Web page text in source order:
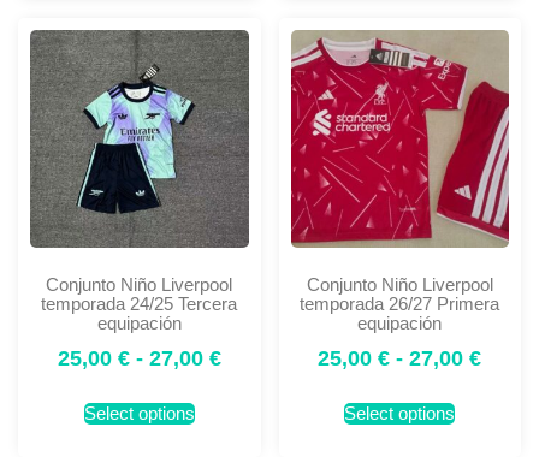
Conjunto Niño Liverpool
temporada 24/25 Tercera
equipación
25,00 € - 27,00 €
Select options
Conjunto Niño Liverpool
temporada 26/27 Primera
equipación
25,00€ - 27,00€
Select options